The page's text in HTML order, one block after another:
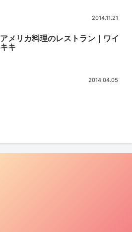
2014.11.21
アメリカ料理のレストラン｜ワイ
キキ
2014.04.05